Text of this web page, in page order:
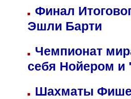
Финал
Эшли Барти
Чемпионат
себя Нойером и
Шахматы